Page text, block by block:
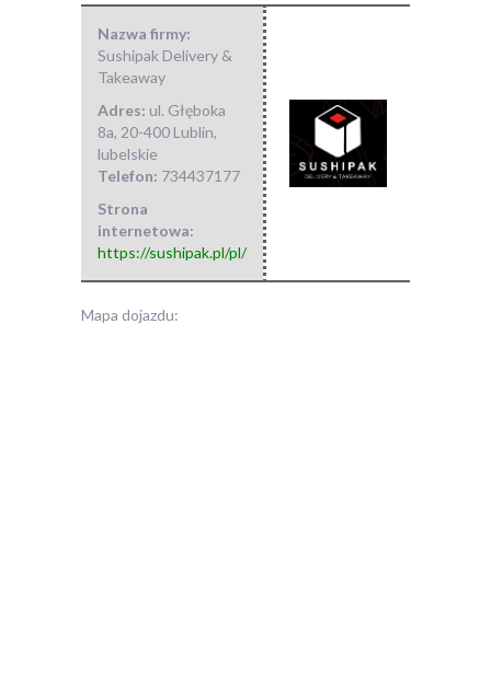
Nazwa firmy:
Sushipak Delivery &
Takeaway
Adres: ul. Głęboka
8a, 20-400 Lublin,
lubelskie
Telefon: 734437177
Strona
internetowa:
https://sushipak.pl/pl/
Mapa dojazdu: